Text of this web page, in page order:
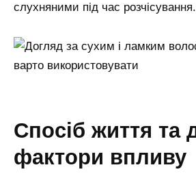
слухняними під час розчісування.
спосіб життя та додаткові
фактори впливу